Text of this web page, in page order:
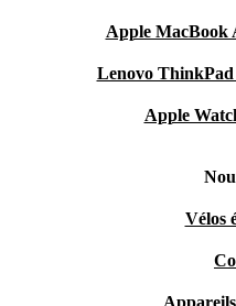
Apple MacBook
Lenovo ThinkPad
Apple
Vélos